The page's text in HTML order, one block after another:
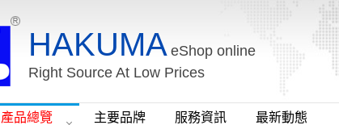
HAKUMA eShop online
Right Source At Low Prices
產品總覽 主要品牌 服務資訊 最新動態